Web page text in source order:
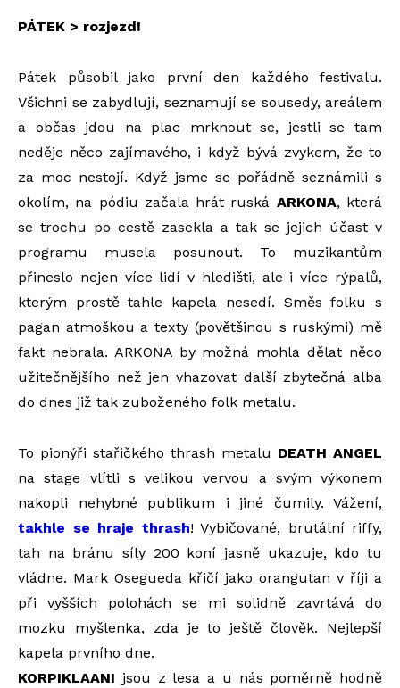
PÁTEK > rozjezd!
Pátek působil jako první den každého festivalu.
Všichni se zabydlují, seznamují se sousedy, areálem
a občas jdou na plac mrknout se, jestli se tam
neděje něco zajímavého, i když bývá zvykem, že to
za moc nestojí. Když jsme se pořádně seznámili s
okolím, na pódiu začala hrát ruská ARKONA, která
se trochu po cestě zasekla a tak se jejich účast v
programu musela posunout. To muzikantům
přineslo nejen více lidí v hledišti, ale i více rýpalů,
kterým prostě tahle kapela nesedí. Směs folku s
pagan atmoškou a texty (povětšinou s ruskými) mě
fakt nebrala. ARKONA by možná mohla dělat něco
užitečnějšího než jen vhazovat další zbytečná alba
do dnes již tak zuboženého folk metalu.
To pionýři stařičkého thrash metalu DEATH ANGEL
na stage vlítli s velikou vervou a svým výkonem
nakopli nehybné publikum i jiné čumily. Vážení,
takhle se hraje thrash! Vybičované, brutální riffy,
tah na bránu síly 200 koní jasně ukazuje, kdo tu
vládne. Mark Osegueda křičí jako orangutan v říji a
při vyšších polohách se mi solidně zavrtává do
mozku myšlenka, zda je to ještě člověk. Nejlepší
kapela prvního dne.
KORPIKLAANI jsou z lesa a u nás poměrně hodně